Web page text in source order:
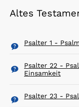
Altes
Psalter 1 -
Psalter 22 -
Einsamkeit
Psalter 23 -